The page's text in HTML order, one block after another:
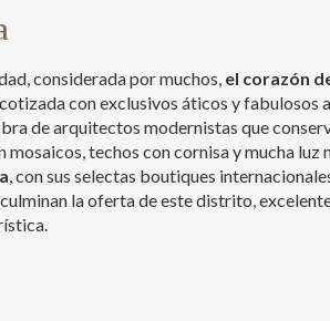
considerada por muchos, el corazón
con exclusivos áticos y fabulosos
de arquitectos modernistas que
techos con cornisa y mucha luz
, con sus selectas boutiques
la oferta de este distrito,